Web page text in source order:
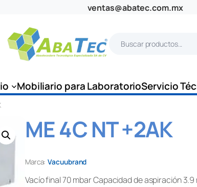
ventas@abatec.com.mx
c
a
Mobiliario para LaboratorioServicio
ME 4C NT +2AK
Marca: Vacuubrand
Vacío final 70 mbar Capacidad de aspiración